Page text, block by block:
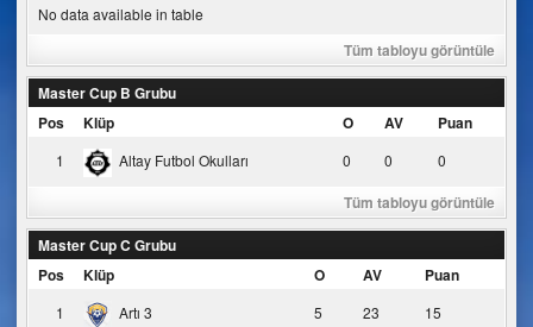
No data available in table
Tüm tabloyu görüntüle
Master Cup B Grubu
Pos
Klüp O AV Puan
1 Altay Futbol Okulları 0 0 0
Tüm tabloyu görüntüle
Master Cup C Grubu
Pos
Klüp O AV Puan
1 Artı 3 5 23 15